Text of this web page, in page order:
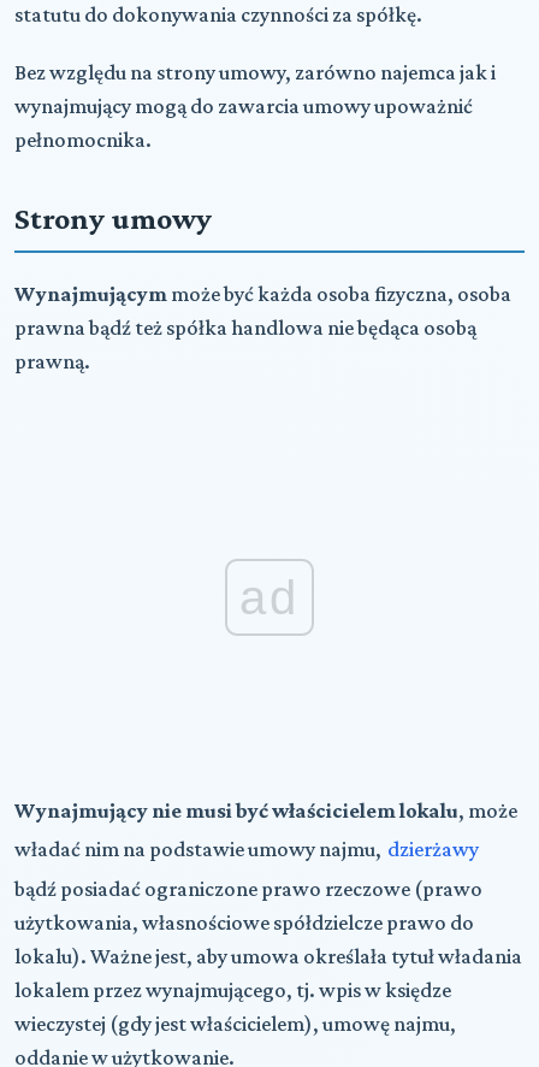
statutu do dokonywania czynności za spółkę.
Bez względu na strony umowy, zarówno najemca jak i
wynajmujący mogą do zawarcia umowy upoważnić
pełnomocnika.
Strony umowy
Wynajmującym może być każda osoba fizyczna, osoba
prawna bądź też spółka handlowa nie będąca osobą
prawną.
ad
Wynajmujący nie musi być właścicielem lokalu, może
władać nim na podstawie umowy najmu, dzierżawy
bądź posiadać ograniczone prawo rzeczowe (prawo
użytkowania, własnościowe spółdzielcze prawo do
lokalu). Ważne jest, aby umowa określała tytuł władania
lokalem przez wynajmującego, tj. wpis w księdze
wieczystej (gdy jest właścicielem), umowę najmu,
oddanie w użytkowanie.